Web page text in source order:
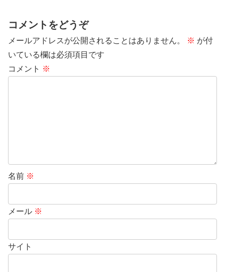
コメントをどうぞ
メールアドレスが公開されることはありません。 ※ が付
いている欄は必須項目です
コメント ※
名前 ※
メール ※
サイト